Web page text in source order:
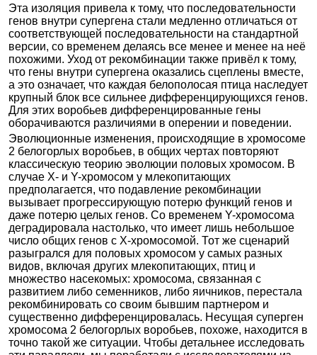
Эта изоляция привела к тому, что последовательности
генов внутри супергена стали медленно отличаться от
соответствующей последовательности на стандартной
версии, со временем делаясь все менее и менее на неё
похожими. Уход от рекомбинации также привёл к тому,
что гены внутри супергена оказались сцеплены вместе,
а это означает, что каждая белополосая птица наследует
крупный блок все сильнее дифференцирующихся генов.
Для этих воробьев дифференцированные гены
оборачиваются различиями в оперении и поведении.
Эволюционные изменения, происходящие в хромосоме
2 белогорлых воробьев, в общих чертах повторяют
классическую теорию эволюции половых хромосом. В
случае X- и Y-хромосом у млекопитающих
предполагается, что подавление рекомбинации
вызывает прогрессирующую потерю функций генов и
даже потерю целых генов. Со временем Y-хромосома
деградировала настолько, что имеет лишь небольшое
число общих генов с X-хромосомой. Тот же сценарий
разыгрался для половых хромосом у самых разных
видов, включая других млекопитающих, птиц и
множество насекомых: хромосома, связанная с
развитием либо семенников, либо яичников, перестала
рекомбинировать со своим бывшим партнером и
существенно дифференцировалась. Несущая суперген
хромосома 2 белогорлых воробьев, похоже, находится в
точно такой же ситуации. Чтобы детальнее исследовать